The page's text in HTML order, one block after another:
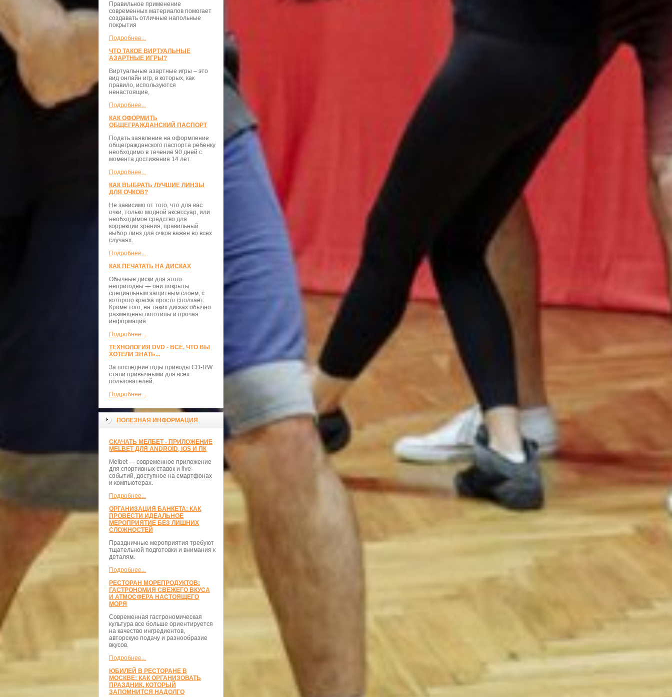
Правильное применение
современных материалов помогает
создавать отличные напольные
покрытия
Подробнее...
ЧТО ТАКОЕ ВИРТУАЛЬНЫЕ
АЗАРТНЫЕ ИГРЫ?
Виртуальные азартные игры – это
вид онлайн игр, в которых, как
правило, используются
ненастоящие,
Подробнее...
КАК ОФОРМИТЬ
ОБЩЕГРАЖДАНСКИЙ ПАСПОРТ
Подать заявление на оформление
общегражданского паспорта ребенку
необходимо в течение 90 дней с
момента достижения 14 лет.
Подробнее...
КАК ВЫБРАТЬ ЛУЧШИЕ ЛИНЗЫ
ДЛЯ ОЧКОВ?
Не зависимо от того, что для вас
очки, только модной аксессуар, или
необходимое средство для
коррекции зрения, правильный
выбор линз для очков важен во всех
случаях.
Подробнее...
КАК ПЕЧАТАТЬ НА ДИСКАХ
Обычные диски для этого
непригодны — они покрыты
специальным защитным слоем, с
которого краска просто сползает.
Кроме того, на таких дисках обычно
размещены логотипы и прочая
информация
Подробнее...
ТЕХНОЛОГИЯ DVD - ВСЁ, ЧТО ВЫ
ХОТЕЛИ ЗНАТЬ...
За последние годы приводы CD-RW
стали привычными для всех
пользователей.
Подробнее...
ПОЛЕЗНАЯ ИНФОРМАЦИЯ
СКАЧАТЬ МЕЛБЕТ - ПРИЛОЖЕНИЕ
MELBET ДЛЯ ANDROID, IOS И ПК
Melbet — современное приложение
для спортивных ставок и live-
событий, доступное на смартфонах
и компьютерах.
Подробнее...
ОРГАНИЗАЦИЯ БАНКЕТА: КАК
ПРОВЕСТИ ИДЕАЛЬНОЕ
МЕРОПРИЯТИЕ БЕЗ ЛИШНИХ
СЛОЖНОСТЕЙ
Праздничные мероприятия требуют
тщательной подготовки и внимания к
деталям.
Подробнее...
РЕСТОРАН МОРЕПРОДУКТОВ:
ГАСТРОНОМИЯ СВЕЖЕГО ВКУСА
И АТМОСФЕРА НАСТОЯЩЕГО
МОРЯ
Современная гастрономическая
культура все больше ориентируется
на качество ингредиентов,
авторскую подачу и разнообразие
вкусов.
Подробнее...
ЮБИЛЕЙ В РЕСТОРАНЕ В
МОСКВЕ: КАК ОРГАНИЗОВАТЬ
ПРАЗДНИК, КОТОРЫЙ
ЗАПОМНИТСЯ НАДОЛГО